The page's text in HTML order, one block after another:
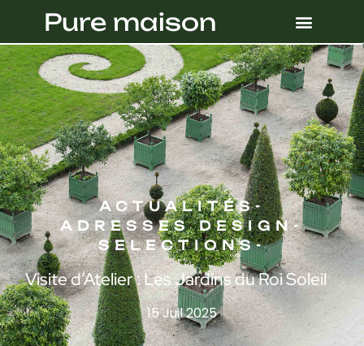
Pure maison
ACTUALITÉS-
ADRESSES DESIGN-
SELECTIONS-
Visite d’Atelier : Les Jardins du Roi Soleil
15 Juil 2025